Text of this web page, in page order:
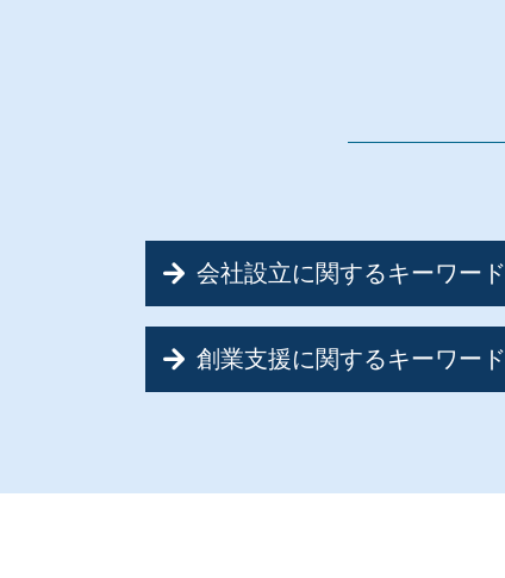
会社設立に関するキーワード
会社設立 費用
会社設立 メリット 税理士
創業支援に関するキーワード